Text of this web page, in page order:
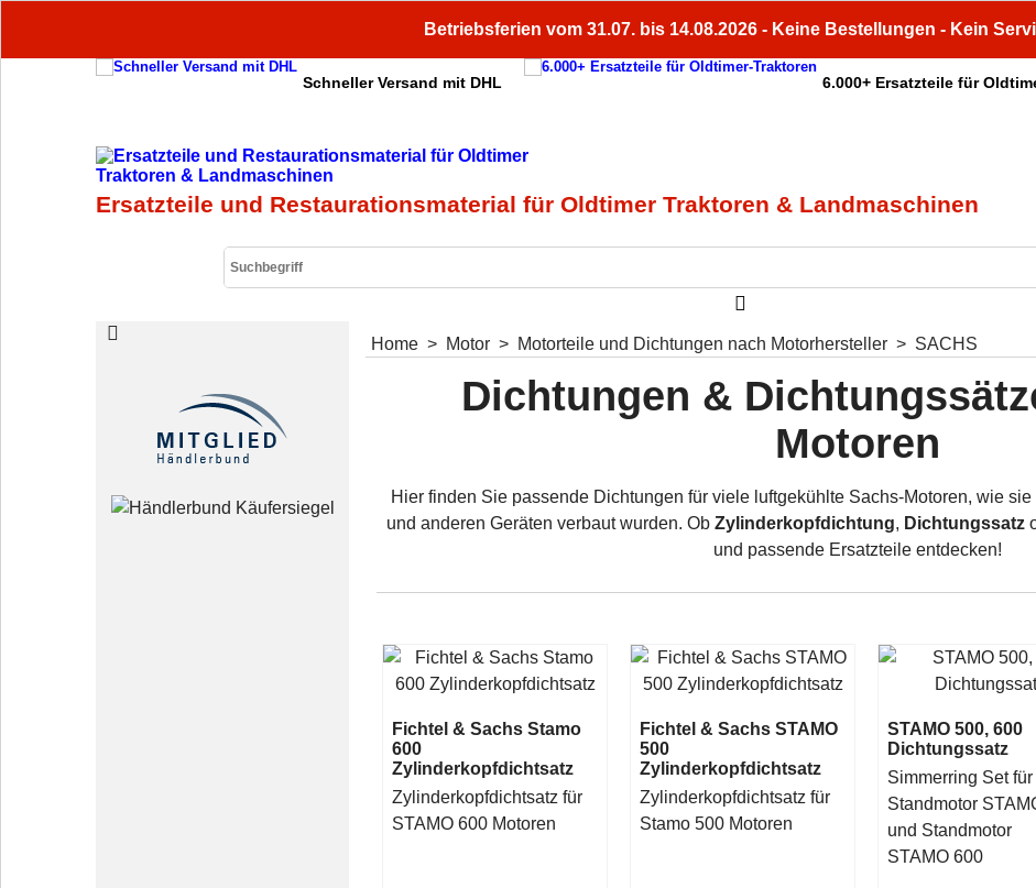
Betriebsferien vom 31.07. bis 14.08.2026 - Keine Bestellungen - Kein
Schneller Versand mit DHL 6.000+ Ersatzteile für
Ersatzteile und Restaurationsmaterial für Oldtimer Traktoren & Landmaschinen
Home > Motor > Motorteile und Dichtungen nach Motorhersteller > SACHS
Dichtungen &
Motoren
Hier finden Sie passende Dichtungen für viele luftgekühlte Sachs-Motoren, wie
und anderen Geräten verbaut wurden. Ob Zylinderkopfdichtung, Dichtungssatz
und passende Ersatzteile entdecken!
Fichtel & Sachs Stamo
600
Zylinderkopfdichtsatz
Zylinderkopfdichtsatz für
STAMO 600 Motoren
Fichtel & Sachs STAMO
500
Zylinderkopfdichtsatz
Zylinderkopfdichtsatz für
Stamo 500 Motoren
STAMO 500, 600
Dichtungssatz
Simmerring Set
Standmotor
und Standmotor
STAMO 600